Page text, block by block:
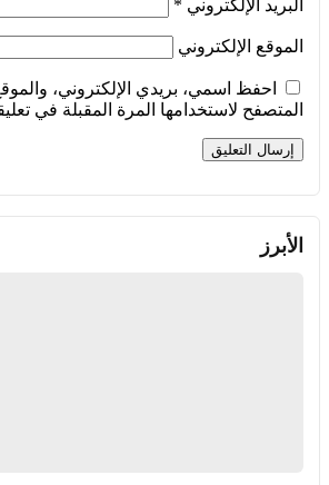
البريد الإلكتروني *
الموقع الإلكتروني
احفظ اسمي، بريدي الإلكتروني،
المتصفح لاستخدامها المرة المقبلة في
الأبرز